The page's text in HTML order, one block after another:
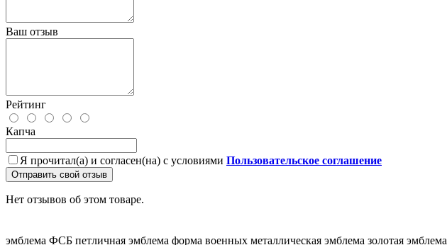
Ваш отзыв
Рейтинг
Капча
Я прочитал(а) и согласен(на) с условиями Пользовательское соглашение
Отправить свой отзыв
Нет отзывов об этом товаре.
эмблема ФСБ петличная эмблема форма военных металлическая эмблема золотая эмблема